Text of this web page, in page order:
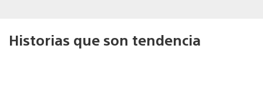
Historias que son tendencia